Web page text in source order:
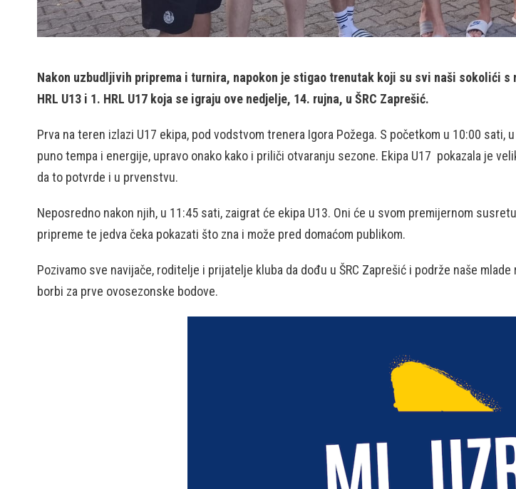
Nakon uzbudljivih priprema i turnira, napokon je stigao trenutak koji su svi naši sokolići
HRL U13 i 1. HRL U17 koja se igraju ove nedjelje, 14. rujna, u ŠRC Zaprešić.
Prva na teren izlazi U17 ekipa, pod vodstvom trenera Igora Požega. S početkom u 10:00
puno tempa i energije, upravo onako kako i priliči otvaranju sezone. Ekipa U17 pokazala je
da to potvrde i u prvenstvu.
Neposredno nakon njih, u 11:45 sati, zaigrat će ekipa U13. Oni će u svom premijernom
pripreme te jedva čeka pokazati što zna i može pred domaćom publikom.
Pozivamo sve navijače, roditelje i prijatelje kluba da dođu u ŠRC Zaprešić i podrže naše
borbi za prve ovosezonske bodove.